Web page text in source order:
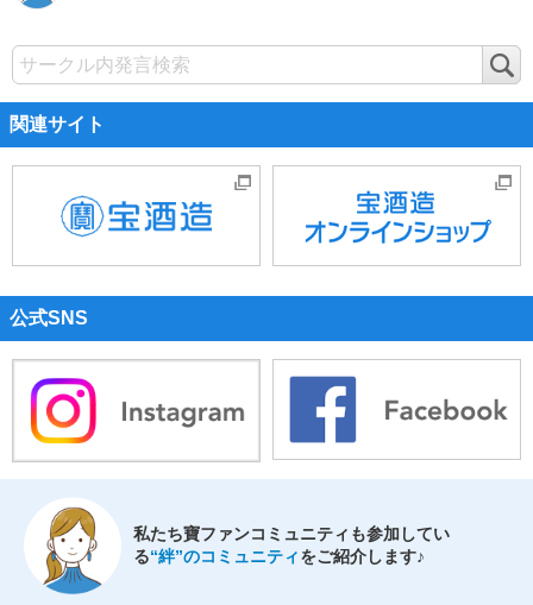
関連サイト
公式SNS
私たち寶ファンコミュニティも参加してい
る“絆”のコミュニティをご紹介します♪